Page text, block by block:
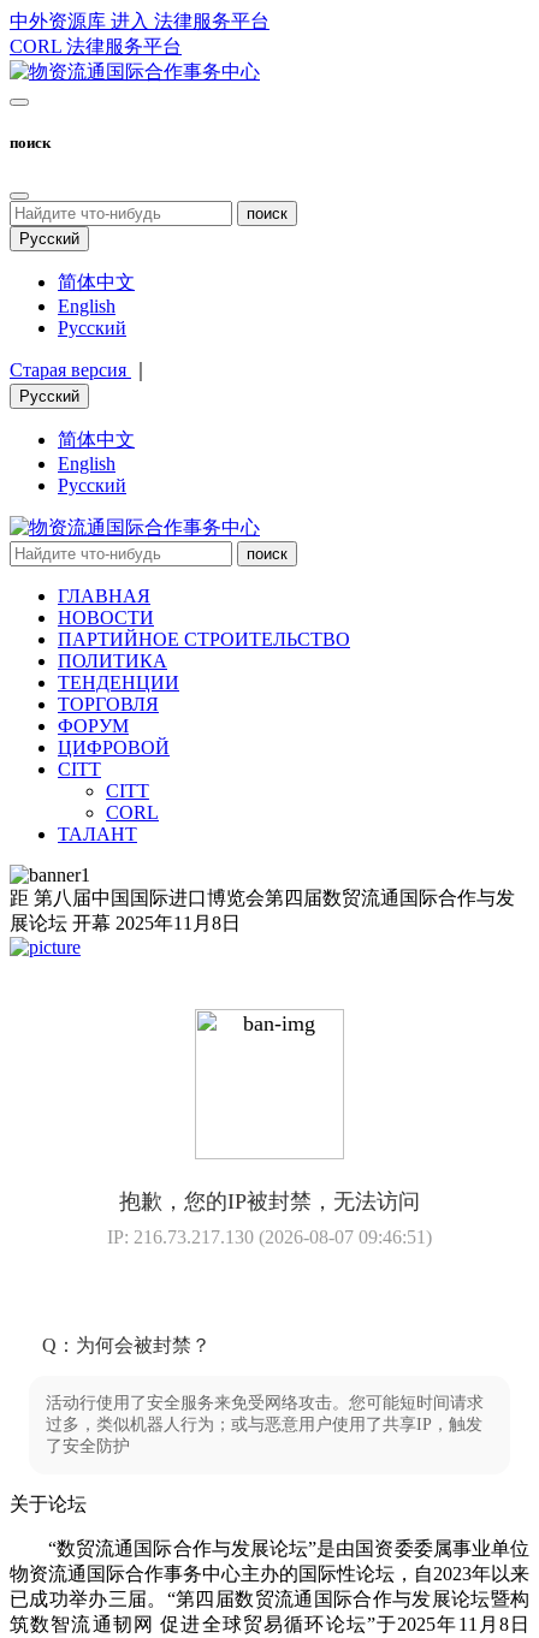
中外资源库 进入 法律服务平台
CORL 法律服务平台
поиск
поиск
Русский
简体中文
English
Русский
Старая версия
Русский
简体中文
English
Русский
поиск
ГЛАВНАЯ
НОВОСТИ
ПАРТИЙНОЕ СТРОИТЕЛЬСТВО
ПОЛИТИКА
ТЕНДЕНЦИИ
ТОРГОВЛЯ
ФОРУМ
ЦИФРОВОЙ
CITT
CITT
CORL
ТАЛАНТ
距 第八届中国国际进口博览会第四届数贸流通国际合作与发
展论坛 开幕 2025年11月8日
关于论坛
“数贸流通国际合作与发展论坛”是由国资委委属事业单位
物资流通国际合作事务中心主办的国际性论坛，自2023年以来
已成功举办三届。“第四届数贸流通国际合作与发展论坛暨构
筑数智流通韧网 促进全球贸易循环论坛”于2025年11月8日